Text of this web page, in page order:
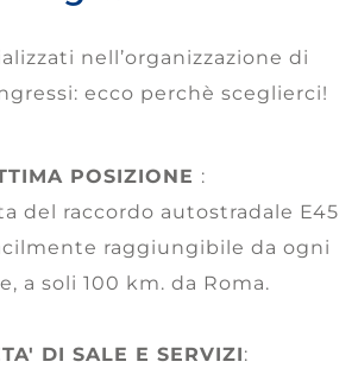
nell’organizzazione di
ecco perchè sceglierci!
POSIZIONE :
del raccordo autostradale E45
raggiungibile da ogni
a soli 100 km. da Roma.
DI SALE E SERVIZI: